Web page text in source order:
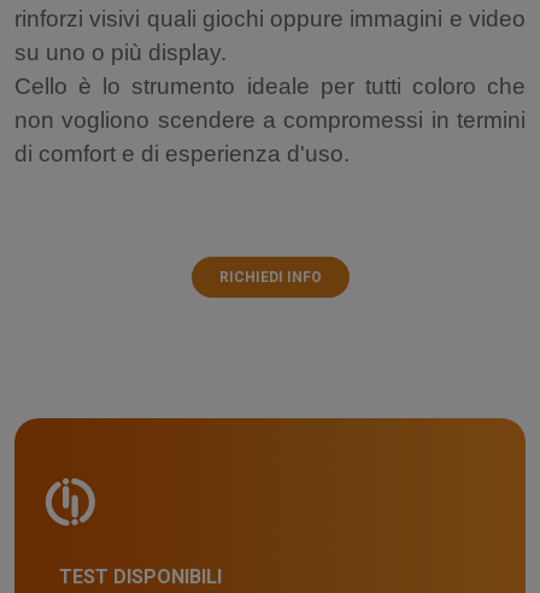
rinforzi visivi quali giochi oppure immagini e video
su uno o più display.
Cello è lo strumento ideale per tutti coloro che
non vogliono scendere a compromessi in termini
di comfort e di esperienza d'uso.
RICHIEDI INFO
TEST DISPONIBILI